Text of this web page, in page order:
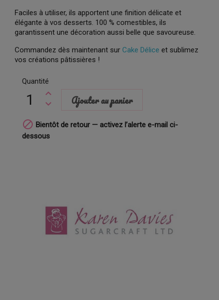
Faciles à utiliser, ils apportent une finition délicate et
élégante à vos desserts. 100 % comestibles, ils
garantissent une décoration aussi belle que savoureuse.
Commandez dès maintenant sur Cake Délice et sublimez
vos créations pâtissières !
Quantité
Ajouter au panier
 Bientôt de retour — activez l’alerte e-mail ci-
dessous